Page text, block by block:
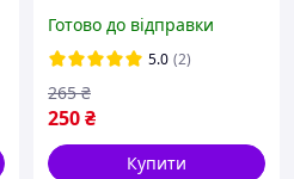
скарбничка для дому
скарбничка для дітей
календар скарбничка
Готово до відправки
5.0 (2)
250₴
265 ₴
Купити